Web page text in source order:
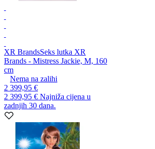
XR BrandsSeks lutka XR
Brands - Mistress Jackie, M, 160
cm
Nema na zalihi
2 399,95 €
2 399,95 € Najniža cijena u
zadnjih 30 dana.